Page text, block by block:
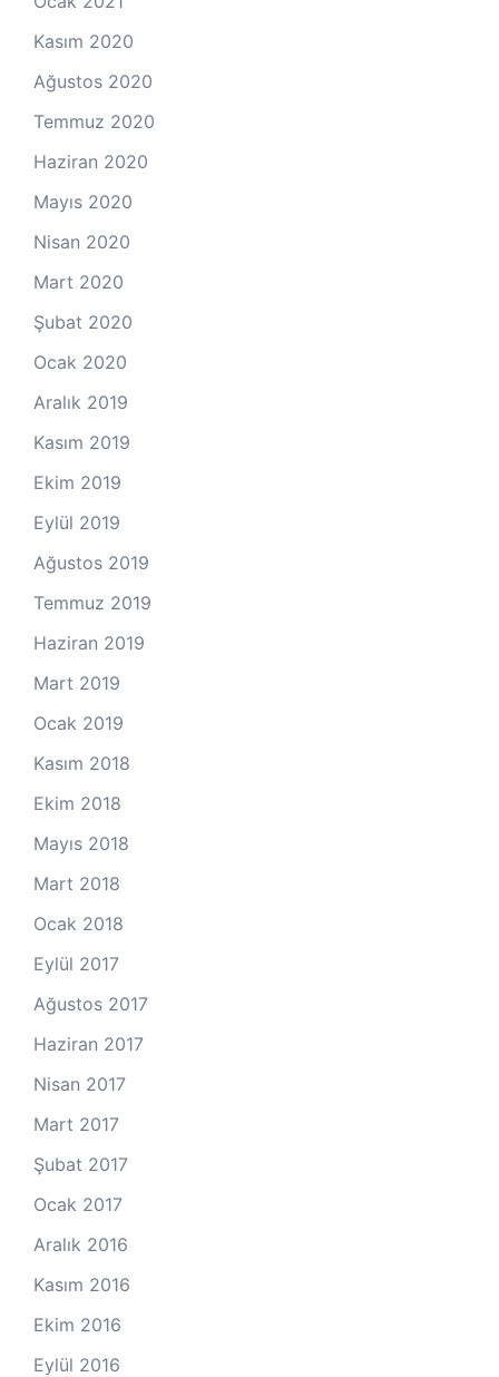
Kasım 2020
Ağustos 2020
Temmuz 2020
Haziran 2020
Mayıs 2020
Nisan 2020
Mart 2020
Şubat 2020
Ocak 2020
Aralık 2019
Kasım 2019
Ekim 2019
Eylül 2019
Ağustos 2019
Temmuz 2019
Haziran 2019
Mart 2019
Ocak 2019
Kasım 2018
Ekim 2018
Mayıs 2018
Mart 2018
Ocak 2018
Eylül 2017
Ağustos 2017
Haziran 2017
Nisan 2017
Mart 2017
Şubat 2017
Ocak 2017
Aralık 2016
Kasım 2016
Ekim 2016
Eylül 2016